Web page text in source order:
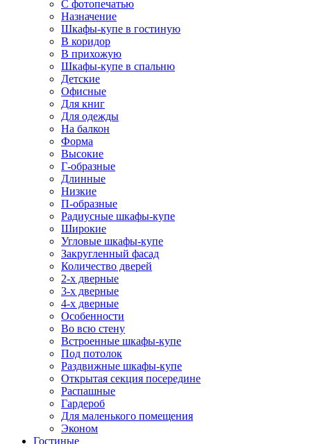
С фотопечатью
Назначение
Шкафы-купе в гостиную
В коридор
В прихожую
Шкафы-купе в спальню
Детские
Офисные
Для книг
Для одежды
На балкон
Форма
Высокие
Г-образные
Длинные
Низкие
П-образные
Радиусные шкафы-купе
Широкие
Угловые шкафы-купе
Закругленный фасад
Количество дверей
2-х дверные
3-х дверные
4-х дверные
Особенности
Во всю стену
Встроенные шкафы-купе
Под потолок
Раздвижные шкафы-купе
Открытая секция посередине
Распашные
Гардероб
Для маленького помещения
Эконом
Гостиные